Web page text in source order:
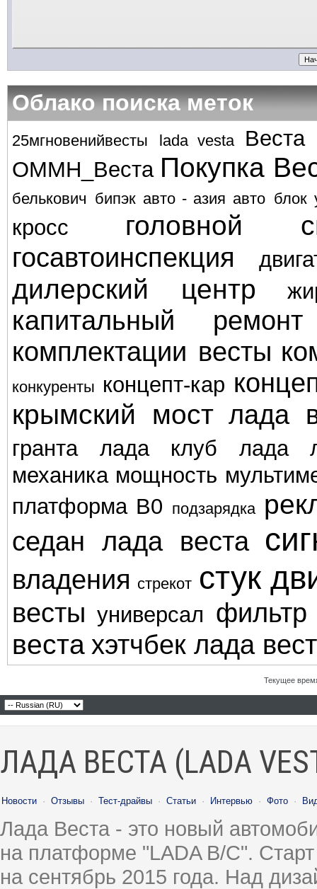
Облако поиска меток
25мгновенийвесты lada vesta
ОММН_Веста Покупка
белькович бипэк авто - азия авто блок
кросс головной
госавтоинспекция
дилерский центр
капитальный ремонт
комплектации весты
конкуренты концепт-кар
крымский мост лада
гранта лада клуб
лада
механика мощность
платформа В0
подзарядка
седан лада веста
владения стрекот стук
весты универсал
веста хэтчбек лада
Текущее
ЛАДА ВЕСТА (LADA
Новости · Отзывы · Тест-драйвы · Статьи · Интервью · Фото ·
Лада Веста - это новый
на платформе "LADA B/C".
на сентябрь 2015 года. Над